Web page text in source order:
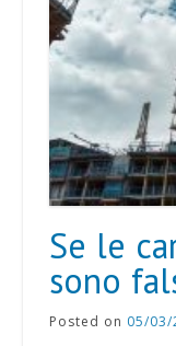
Se le
sono
Posted on 05/03/